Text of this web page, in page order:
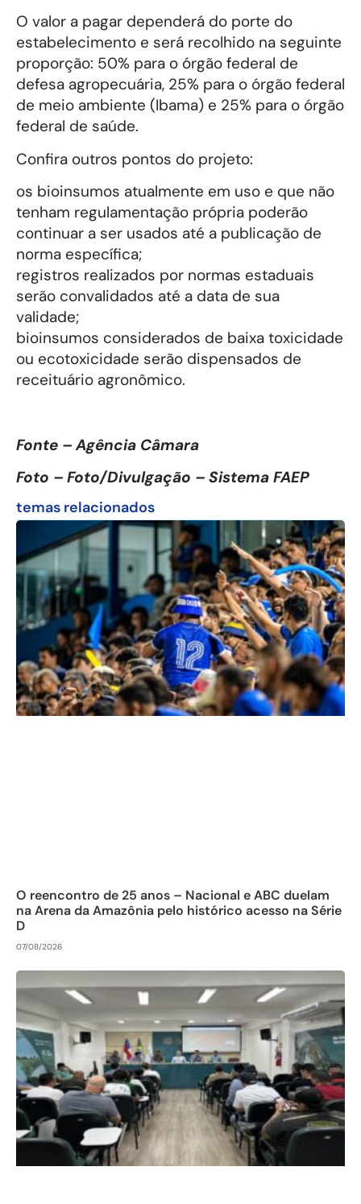
O valor a pagar dependerá do porte do
estabelecimento e será recolhido na seguinte
proporção: 50% para o órgão federal de
defesa agropecuária, 25% para o órgão federal
de meio ambiente (Ibama) e 25% para o órgão
federal de saúde.
Confira outros pontos do projeto:
os bioinsumos atualmente em uso e que não
tenham regulamentação própria poderão
continuar a ser usados até a publicação de
norma específica;
registros realizados por normas estaduais
serão convalidados até a data de sua
validade;
bioinsumos considerados de baixa toxicidade
ou ecotoxicidade serão dispensados de
receituário agronômico.
Fonte – Agência Câmara
Foto – Foto/Divulgação – Sistema FAEP
temas relacionados
O reencontro de 25 anos – Nacional e ABC duelam
na Arena da Amazônia pelo histórico acesso na Série
D
07/08/2026